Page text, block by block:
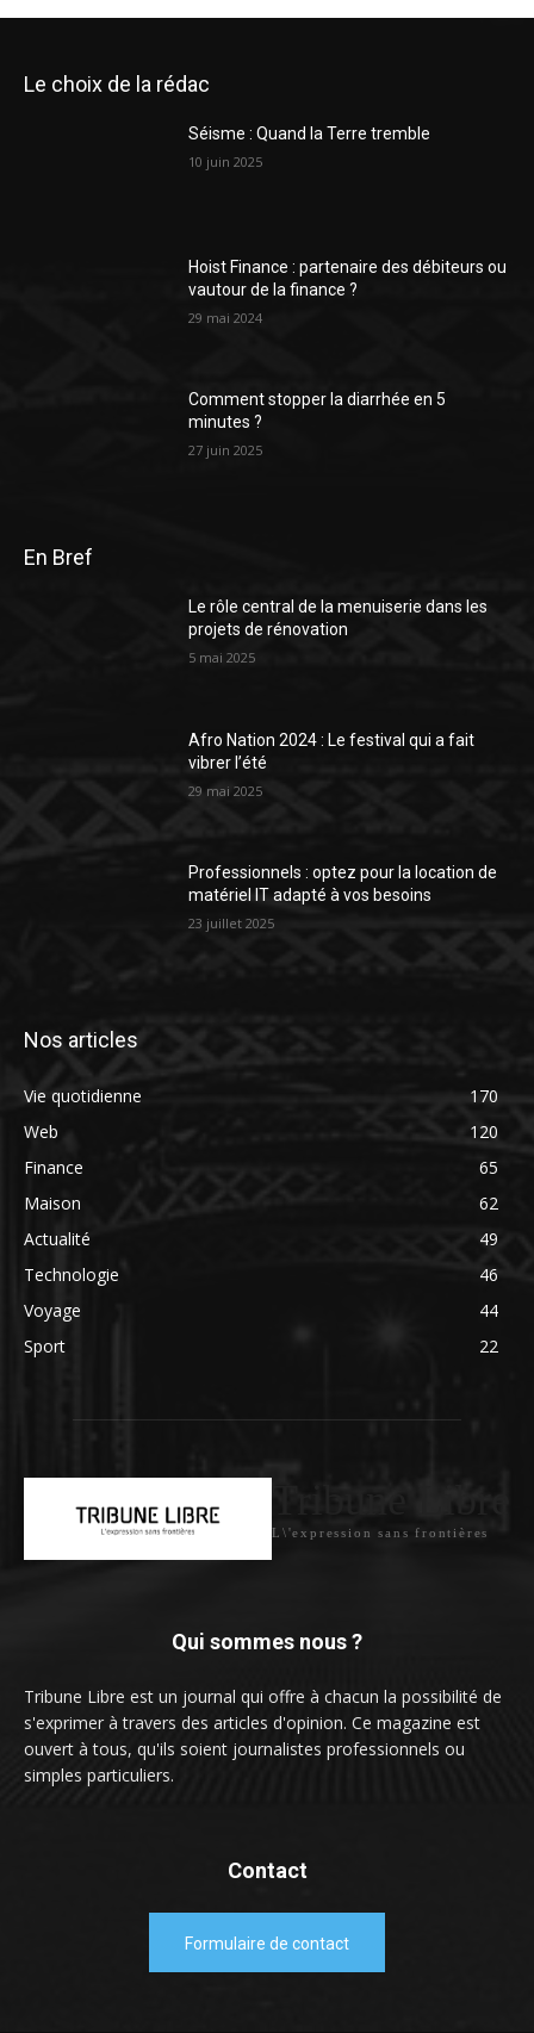
Le choix de la rédac
Séisme : Quand la Terre tremble
10 juin 2025
Hoist Finance : partenaire des débiteurs ou
vautour de la finance ?
29 mai 2024
Comment stopper la diarrhée en 5
minutes ?
27 juin 2025
En Bref
Le rôle central de la menuiserie dans les
projets de rénovation
5 mai 2025
Afro Nation 2024 : Le festival qui a fait
vibrer l’été
29 mai 2025
Professionnels : optez pour la location de
matériel IT adapté à vos besoins
23 juillet 2025
Nos articles
Vie quotidienne
170
Web
120
Finance
65
Maison
62
Actualité
49
Technologie
46
Voyage
44
Sport
22
Tribune Libre
L\'expression sans frontières
Qui sommes nous ?
Tribune Libre est un journal qui offre à chacun la possibilité de
s'exprimer à travers des articles d'opinion. Ce magazine est
ouvert à tous, qu'ils soient journalistes professionnels ou
simples particuliers.
Contact
Formulaire de contact